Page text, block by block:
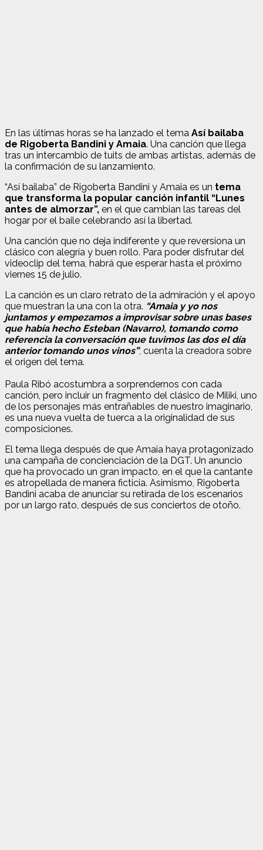
En las últimas horas se ha lanzado el tema Así bailaba
de Rigoberta Bandini y Amaia. Una canción que llega
tras un intercambio de tuits de ambas artistas, además de
la confirmación de su lanzamiento.
“Así bailaba” de Rigoberta Bandini y Amaia es un tema
que transforma la popular canción infantil “Lunes
antes de almorzar”, en el que cambian las tareas del
hogar por el baile celebrando así la libertad.
Una canción que no deja indiferente y que reversiona un
clásico con alegría y buen rollo. Para poder disfrutar del
videoclip del tema, habrá que esperar hasta el próximo
viernes 15 de julio.
La canción es un claro retrato de la admiración y el apoyo
que muestran la una con la otra. “Amaia y yo nos
juntamos y empezamos a improvisar sobre unas bases
que había hecho Esteban (Navarro), tomando como
referencia la conversación que tuvimos las dos el día
anterior tomando unos vinos”, cuenta la creadora sobre
el origen del tema.
Paula Ribó acostumbra a sorprendernos con cada
canción, pero incluir un fragmento del clásico de Miliki, uno
de los personajes más entrañables de nuestro imaginario,
es una nueva vuelta de tuerca a la originalidad de sus
composiciones.
El tema llega después de que Amaia haya protagonizado
una campaña de concienciación de la DGT. Un anuncio
que ha provocado un gran impacto, en el que la cantante
es atropellada de manera ficticia. Asimismo, Rigoberta
Bandini acaba de anunciar su retirada de los escenarios
por un largo rato, después de sus conciertos de otoño.